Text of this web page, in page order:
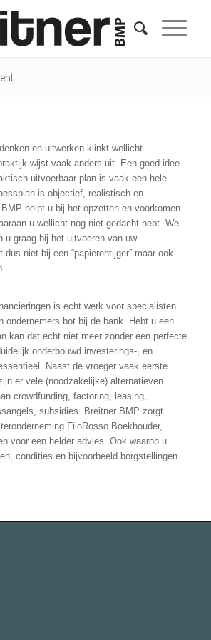
en uitwerken klinkt wellicht
wijst vaak anders uit. Een goed idee
uitvoerbaar plan is vaak een hele
is objectief, realistisch en
helpt u bij het opzetten en voorkomen
u wellicht nog niet gedacht hebt. We
u graag bij het uitvoeren van uw
niet bij een “papierentijger” maar ook
is echt werk voor specialisten.
ondernemers bot bij de bank. Hebt u een
kan dat echt niet meer zonder een perfecte
onderbouwd investerings-, en
Naast de vroeger vaak eerste
er vele (noodzakelijke) alternatieven
crowdfunding, factoring, leasing,
subsidies. Breitner BMP zorgt
FiloRosso Boekhouder,
voor een helder advies. Ook waarop u
condities en bijvoorbeeld borgstellingen.